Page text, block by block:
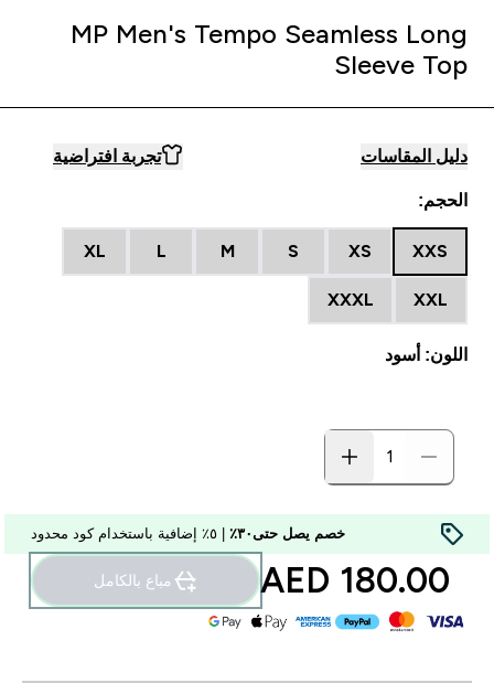
MP Men's Tempo Seamless Long
Sleeve Top
دليل المقاسات تجربة افتراضية
الحجم:
XXS
XS
S
M
L
XL
XXL
XXXL
اللون: أسود
خصم يصل حتى٣٠٪
180.00 AED‎ مباع بالكامل